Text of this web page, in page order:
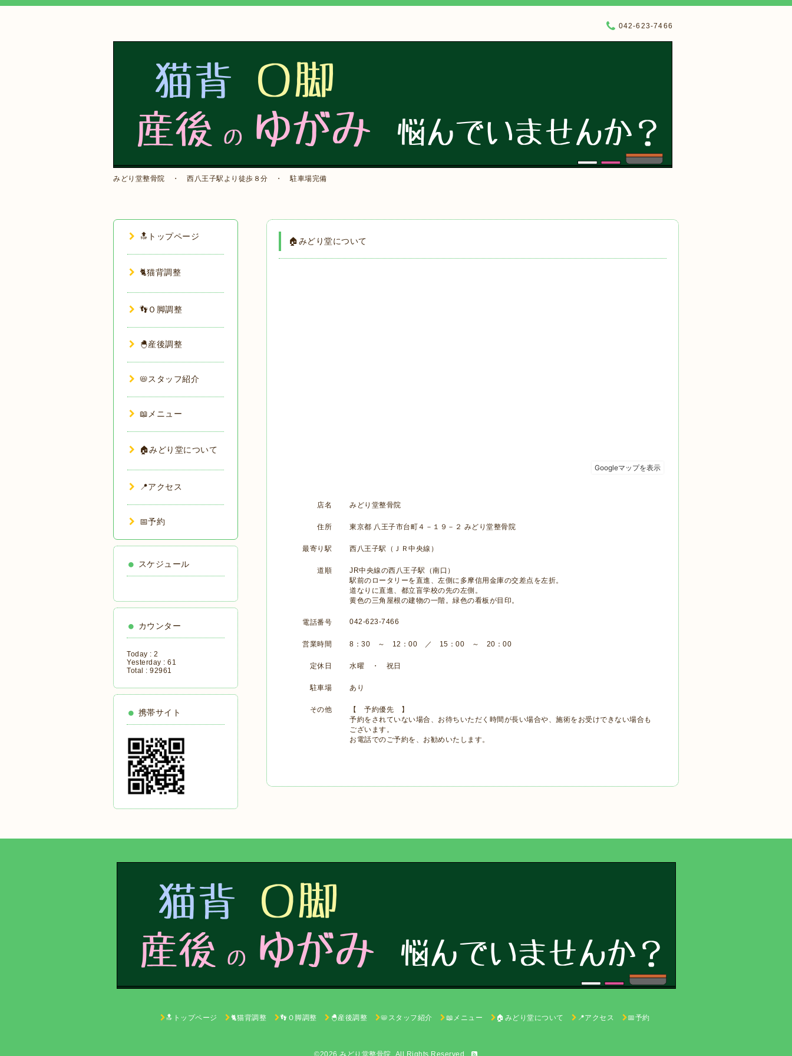
みどり堂整骨院 ・ 西八王子駅より徒歩８分 ・ 駐車場完備
042-623-7466
🏠みどり堂について
店名 みどり堂整骨院
住所 東京都 八王子市台町４－１９－２ みどり堂整骨院
最寄り駅 西八王子駅（ＪＲ中央線）
道順
JR中央線の西八王子駅（南口）
駅前のロータリーを直進、左側に多摩信用金庫の交差点を左折。
道なりに直進、都立盲学校の先の左側。
黄色の三角屋根の建物の一階。緑色の看板が目印。
電話番号 042-623-7466
営業時間 8：30 ～ 12：00 ／ 15：00 ～ 20：00
定休日 水曜 ・ 祝日
駐車場 あり
その他
【 予約優先 】
予約をされていない場合、お待ちいただく時間が長い場合や、施術をお受けできない場合も
ございます。
お電話でのご予約を、お勧めいたします。
🔝トップページ
🐈猫背調整
👣Ｏ脚調整
🐣産後調整
📛スタッフ紹介
📖メニュー
🏠みどり堂について
📍アクセス
📅予約
スケジュール
カウンター
Today : 2
Yesterday : 61
Total : 92961
携帯サイト
🔝トップページ 🐈猫背調整 👣Ｏ脚調整 🐣産後調整 📛スタッフ紹介 📖メニュー 🏠みどり堂について 📍アクセス 📅予約
©2026みどり堂整骨院 . All Rights Reserved.